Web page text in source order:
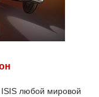
любой мировой